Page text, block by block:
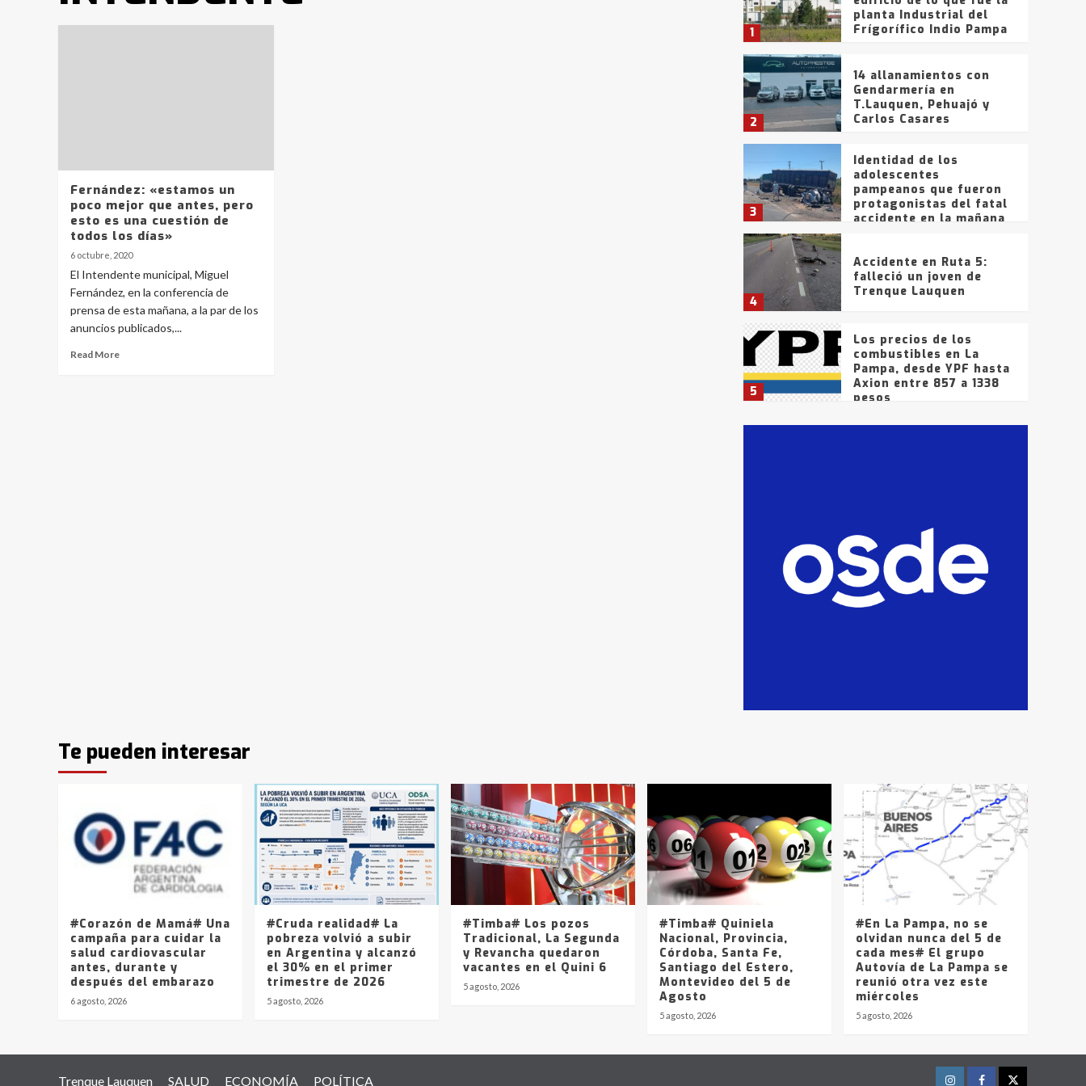
Fernández: «estamos un
poco mejor que antes, pero
esto es una cuestión de
todos los días»
6 octubre, 2020
El Intendente municipal, Miguel
Fernández, en la conferencia de
prensa de esta mañana, a la par de los
anuncios publicados,...
Read More
1
planta Industrial del
Frígorífico Indio Pampa
2
14 allanamientos con
Gendarmería en
T.Lauquen, Pehuajó y
Carlos Casares
3
Identidad de los
adolescentes
pampeanos que fueron
protagonistas del fatal
accidente en la mañana
4
Accidente en Ruta 5:
falleció un joven de
Trenque Lauquen
5
Los precios de los
combustibles en La
Pampa, desde YPF hasta
Axion entre 857 a 1338
pesos
La Bolsa de Cereales de
que intentaron evadir a
la Policía fueron
detenidos por
comercialización de
drogas en la tarde del
sábado
3
Identidad de los
adolescentes
pampeanos que fueron
protagonistas del fatal
accidente en la mañana
del lunes
4
Accidente en Ruta 5:
falleció un joven de
Trenque Lauquen
Los precios de los
combustibles en La
Pampa, desde YPF hasta
Axion entre 857 a 1338
pesos
Te pueden interesar
#Corazón de Mamá# Una
campaña para cuidar la
salud cardiovascular
antes, durante y
después del embarazo
6 agosto, 2026
#Cruda realidad# La
pobreza volvió a subir
en Argentina y alcanzó
el 30% en el primer
trimestre de 2026
5 agosto, 2026
#Timba# Los pozos
Tradicional, La Segunda
y Revancha quedaron
vacantes en el Quini 6
5 agosto, 2026
#Timba# Quiniela
Nacional, Provincia,
Córdoba, Santa Fe,
Santiago del Estero,
Montevideo del 5 de
Agosto
5 agosto, 2026
#En La Pampa, no se
olvidan nunca del 5 de
cada mes# El grupo
Autovía de La Pampa se
reunió otra vez este
miércoles
5 agosto, 2026
Trenque Lauquen SALUD ECONOMÍA POLÍTICA